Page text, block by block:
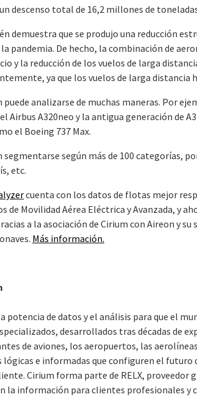
descenso total de 16,2 millones de
demuestra que se produjo una reducción
pandemia. De hecho, la combinación de
y la reducción de los vuelos de larga
ya que los vuelos de larga distancia
analizarse de muchas maneras. Por
Airbus A320neo y la antigua generación de
el Boeing 737 Max.
segmentarse según más de 100 categorías,
etc.
cuenta con los datos de flotas mejor
de Movilidad Aérea Eléctrica y Avanzada, y
a la asociación de Cirium con Aireon y
Más información.
potencia de datos y el análisis para que el
desarrollados tras décadas de
de aviones, los aeropuertos, las
e informadas que configuren el futuro
Cirium forma parte de RELX, proveedor
la información para clientes profesionales y